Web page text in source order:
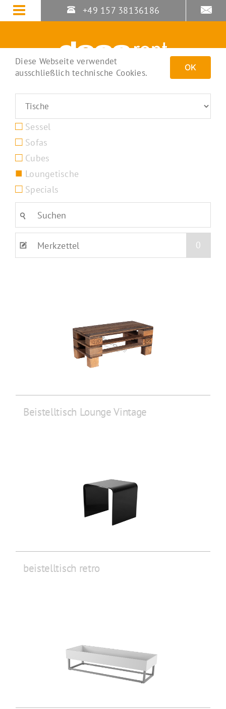
Zum
Inhalt
+49 157 38136186
Sessel
Sofas
Cubes
Loungetische
Specials
Merkzettel 0
Beistelltisch Lounge Vintage
beistelltisch retro
Diese Webseite verwendet
ausschließlich technische Cookies.
OK